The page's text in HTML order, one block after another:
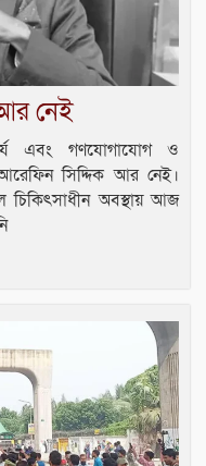
নেই
এবং গণযোগাযোগ ও
সিদ্দিক আর নেই।
চিকিৎসাধীন অবস্থায় আজ